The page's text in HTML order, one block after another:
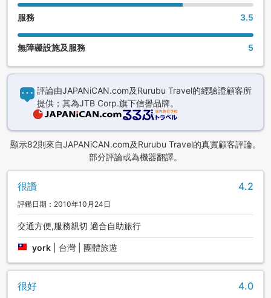
服務 3.5
無障礙設施及服務 5
評論由JAPANiCAN.com及Rurubu Travel的經驗證顧客所
提供；其為JTB Corp.旗下信譽品牌。
顯示82則來自JAPANiCAN.com及Rurubu Travel的真實顧客評論。
部分評論或為機器翻譯。
很讚 4.2
評鑑日期：2010年10月24日
交通方便,服務親切 適合自助旅行
york 台灣 | 團體旅遊
很好 4.0